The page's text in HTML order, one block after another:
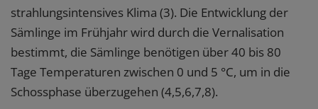
strahlungsintensives Klima (3). Die Entwicklung der
Sämlinge im Frühjahr wird durch die Vernalisation
bestimmt, die Sämlinge benötigen über 40 bis 80
Tage Temperaturen zwischen 0 und 5 °C, um in die
Schossphase überzugehen (4,5,6,7,8).